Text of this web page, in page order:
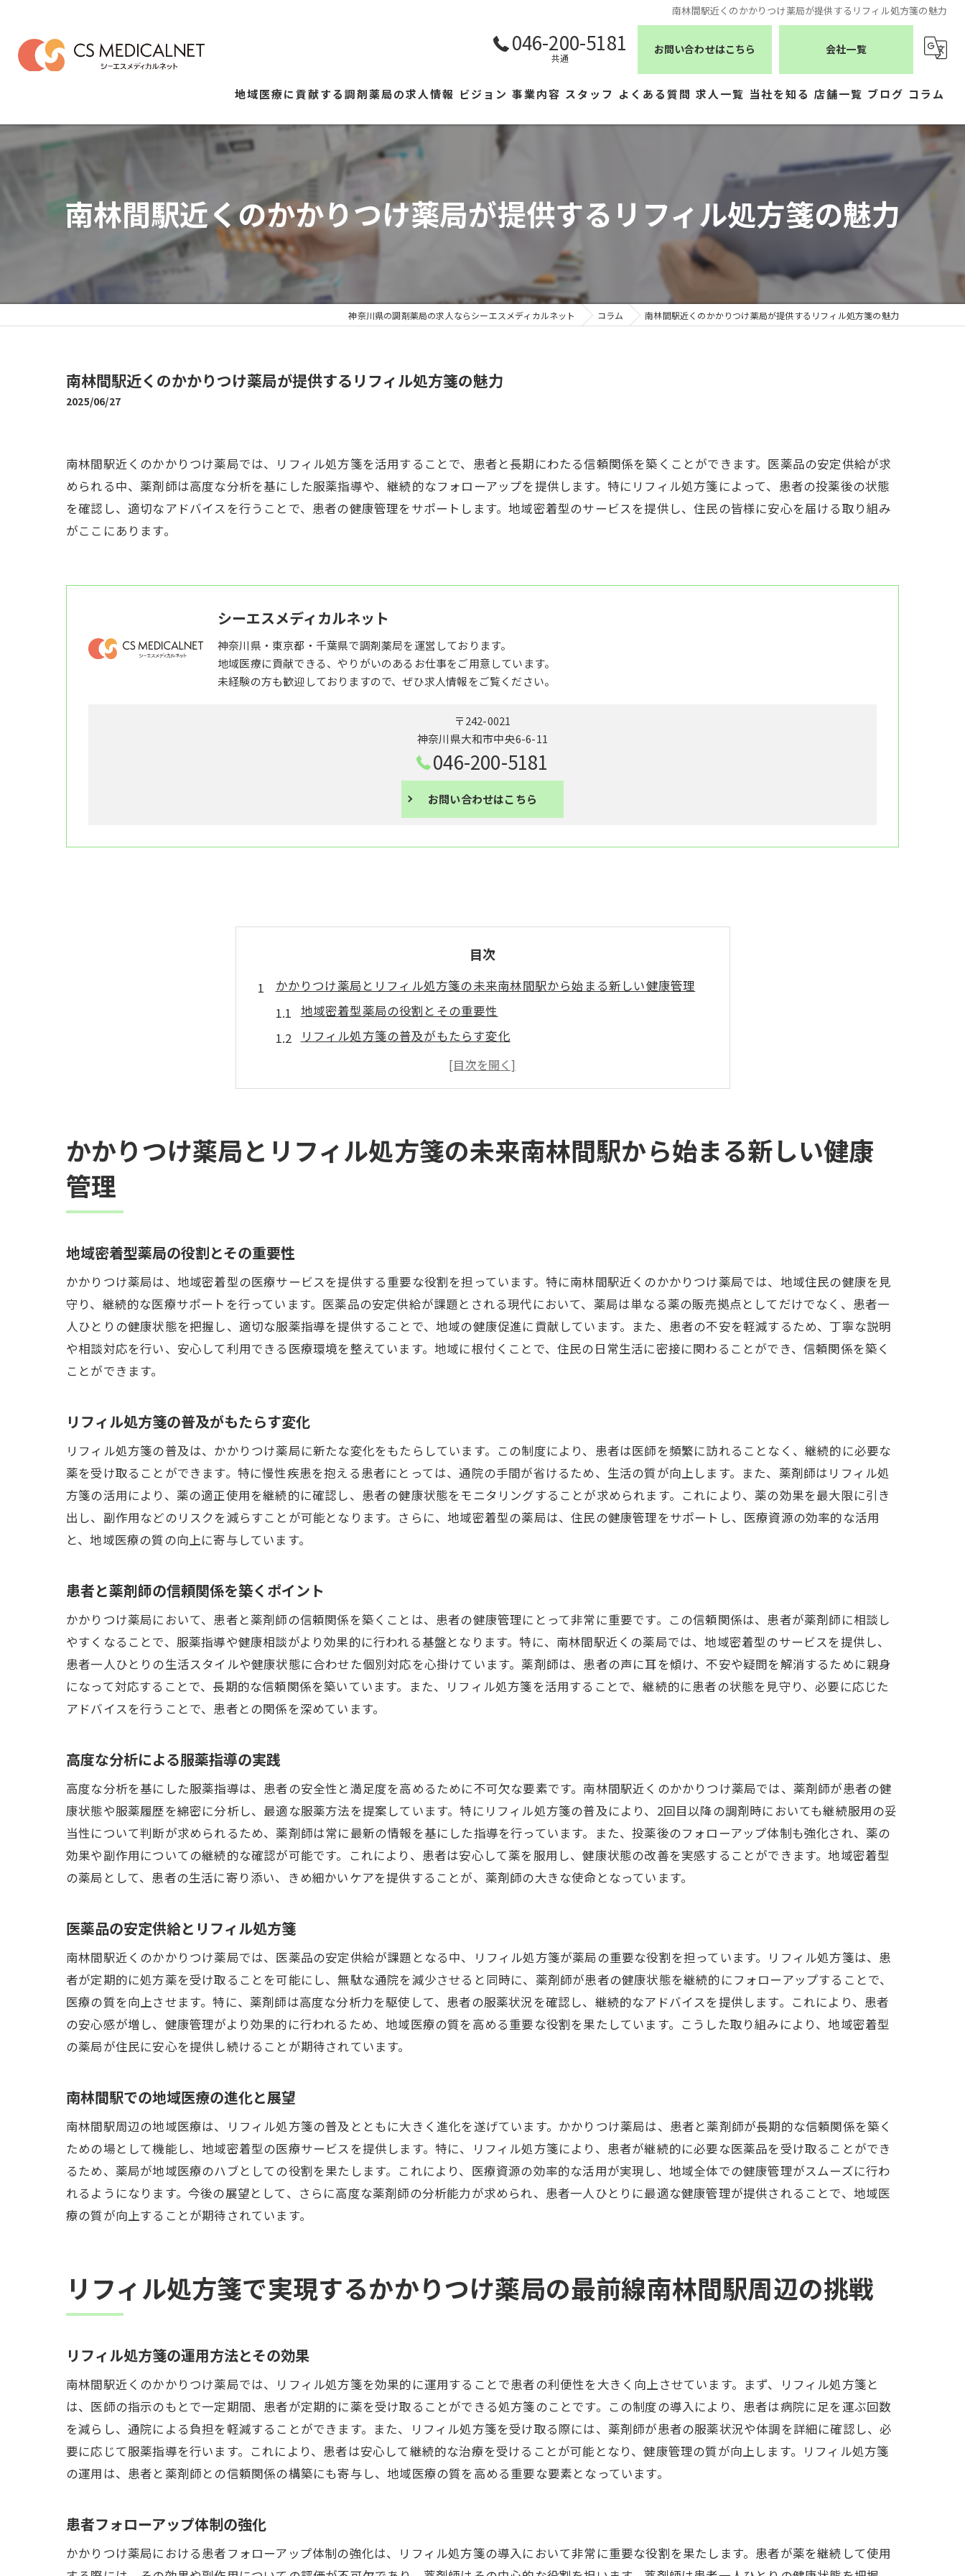
南林間駅近くのかかりつけ薬局が提供するリフィル処方箋の魅力
046-200-5181
共通
お問い合わせはこちら 会社一覧
地域医療に貢献する調剤薬局の求人情報 ビジョン 事業内容 スタッフ よくある質問 求人一覧 当社を知る
医療事務
正社員
パート
店舗一覧
シーエスメディカルネット
株式会社ジェムス
株式会社かもめ薬局
有限会社トレーフル
ブログ コラム
南林間駅近くのかかりつけ薬局が提供するリフィル処方箋の魅力
神奈川県の調剤薬局の求人ならシーエスメディカルネット コラム 南林間駅近くのかかりつけ薬局が提供するリフィル処方箋の魅力
南林間駅近くのかかりつけ薬局が提供するリフィル処方箋の魅力
2025/06/27
南林間駅近くのかかりつけ薬局では、リフィル処方箋を活用することで、患者と長期にわたる信頼関係を築くことができます。医薬品の安定供給が求
められる中、薬剤師は高度な分析を基にした服薬指導や、継続的なフォローアップを提供します。特にリフィル処方箋によって、患者の投薬後の状態
を確認し、適切なアドバイスを行うことで、患者の健康管理をサポートします。地域密着型のサービスを提供し、住民の皆様に安心を届ける取り組み
がここにあります。
シーエスメディカルネット
神奈川県・東京都・千葉県で調剤薬局を運営しております。
地域医療に貢献できる、やりがいのあるお仕事をご用意しています。
未経験の方も歓迎しておりますので、ぜひ求人情報をご覧ください。
〒242-0021
神奈川県大和市中央6-6-11
046-200-5181
お問い合わせはこちら
目次
かかりつけ薬局とリフィル処方箋の未来南林間駅から始まる新しい健康管理
地域密着型薬局の役割とその重要性
リフィル処方箋の普及がもたらす変化
患者と薬剤師の信頼関係を築くポイント
高度な分析による服薬指導の実践
南林間駅での地域医療の進化と展望
リフィル処方箋で実現するかかりつけ薬局の最前線南林間駅周辺の挑戦
薬剤師の役割拡大と地域貢献
リフィル処方箋による患者の健康管理の向上
医薬品の安定供給を支えるかかりつけ薬局リフィル処方箋で進化する地域医療
患者の継続的な健康フォローアップの重要性
薬剤師による個別対応の実践例
地域住民の健康意識向上を目指して
南林間駅近くのかかりつけ薬局が提供するリフィル処方箋の活用法とその魅力
リフィル処方箋の具体的な活用方法
地域密着型サービスの実際と効果
医薬品の効率的な管理と供給
患者の長期的な健康管理を支える仕組み
薬剤師と患者のコミュニケーションの強化
かかりつけ薬局がもたらす安心感リフィル処方箋による継続的な健康サポート
安心感を提供する薬局の役割
患者の健康生活を支える薬局の取り組み
リフィル処方箋と健康相談の連携
医療機関との連携強化による地域貢献
地域密着型薬局の役割リフィル処方箋で広がる健康管理の新たなカタチ
薬局と地域社会の連携モデル
医薬品供給の効率化とその効果
健康啓発活動の実践とその成果
南林間のかかりつけ薬局とリフィル処方箋で築く信頼関係
地域住民と薬局のコミュニティ形成
リフィル処方箋の導入によるイノベーション
患者の声を活かした薬局運営
健康管理の未来を見据えた取り組み
リフィル処方箋の導入で変わるかかりつけ薬局南林間駅エリアの実例
患者からのフィードバックを活かす方法
かかりつけ薬局とリフィル処方箋の未来南林間駅から始まる新しい健康
管理
地域密着型薬局の役割とその重要性
かかりつけ薬局は、地域密着型の医療サービスを提供する重要な役割を担っています。特に南林間駅近くのかかりつけ薬局では、地域住民の健康を見
守り、継続的な医療サポートを行っています。医薬品の安定供給が課題とされる現代において、薬局は単なる薬の販売拠点としてだけでなく、患者一
人ひとりの健康状態を把握し、適切な服薬指導を提供することで、地域の健康促進に貢献しています。また、患者の不安を軽減するため、丁寧な説明
や相談対応を行い、安心して利用できる医療環境を整えています。地域に根付くことで、住民の日常生活に密接に関わることができ、信頼関係を築く
ことができます。
リフィル処方箋の普及がもたらす変化
リフィル処方箋の普及は、かかりつけ薬局に新たな変化をもたらしています。この制度により、患者は医師を頻繁に訪れることなく、継続的に必要な
薬を受け取ることができます。特に慢性疾患を抱える患者にとっては、通院の手間が省けるため、生活の質が向上します。また、薬剤師はリフィル処
方箋の活用により、薬の適正使用を継続的に確認し、患者の健康状態をモニタリングすることが求められます。これにより、薬の効果を最大限に引き
出し、副作用などのリスクを減らすことが可能となります。さらに、地域密着型の薬局は、住民の健康管理をサポートし、医療資源の効率的な活用
と、地域医療の質の向上に寄与しています。
患者と薬剤師の信頼関係を築くポイント
かかりつけ薬局において、患者と薬剤師の信頼関係を築くことは、患者の健康管理にとって非常に重要です。この信頼関係は、患者が薬剤師に相談し
やすくなることで、服薬指導や健康相談がより効果的に行われる基盤となります。特に、南林間駅近くの薬局では、地域密着型のサービスを提供し、
患者一人ひとりの生活スタイルや健康状態に合わせた個別対応を心掛けています。薬剤師は、患者の声に耳を傾け、不安や疑問を解消するために親身
になって対応することで、長期的な信頼関係を築いています。また、リフィル処方箋を活用することで、継続的に患者の状態を見守り、必要に応じた
アドバイスを行うことで、患者との関係を深めています。
高度な分析による服薬指導の実践
高度な分析を基にした服薬指導は、患者の安全性と満足度を高めるために不可欠な要素です。南林間駅近くのかかりつけ薬局では、薬剤師が患者の健
康状態や服薬履歴を綿密に分析し、最適な服薬方法を提案しています。特にリフィル処方箋の普及により、2回目以降の調剤時においても継続服用の妥
当性について判断が求められるため、薬剤師は常に最新の情報を基にした指導を行っています。また、投薬後のフォローアップ体制も強化され、薬の
効果や副作用についての継続的な確認が可能です。これにより、患者は安心して薬を服用し、健康状態の改善を実感することができます。地域密着型
の薬局として、患者の生活に寄り添い、きめ細かいケアを提供することが、薬剤師の大きな使命となっています。
医薬品の安定供給とリフィル処方箋
南林間駅近くのかかりつけ薬局では、医薬品の安定供給が課題となる中、リフィル処方箋が薬局の重要な役割を担っています。リフィル処方箋は、患
者が定期的に処方薬を受け取ることを可能にし、無駄な通院を減少させると同時に、薬剤師が患者の健康状態を継続的にフォローアップすることで、
医療の質を向上させます。特に、薬剤師は高度な分析力を駆使して、患者の服薬状況を確認し、継続的なアドバイスを提供します。これにより、患者
の安心感が増し、健康管理がより効果的に行われるため、地域医療の質を高める重要な役割を果たしています。こうした取り組みにより、地域密着型
の薬局が住民に安心を提供し続けることが期待されています。
南林間駅での地域医療の進化と展望
南林間駅周辺の地域医療は、リフィル処方箋の普及とともに大きく進化を遂げています。かかりつけ薬局は、患者と薬剤師が長期的な信頼関係を築く
ための場として機能し、地域密着型の医療サービスを提供します。特に、リフィル処方箋により、患者が継続的に必要な医薬品を受け取ることができ
るため、薬局が地域医療のハブとしての役割を果たします。これにより、医療資源の効率的な活用が実現し、地域全体での健康管理がスムーズに行わ
れるようになります。今後の展望として、さらに高度な薬剤師の分析能力が求められ、患者一人ひとりに最適な健康管理が提供されることで、地域医
療の質が向上することが期待されています。
リフィル処方箋で実現するかかりつけ薬局の最前線南林間駅周辺の挑戦
リフィル処方箋の運用方法とその効果
南林間駅近くのかかりつけ薬局では、リフィル処方箋を効果的に運用することで患者の利便性を大きく向上させています。まず、リフィル処方箋と
は、医師の指示のもとで一定期間、患者が定期的に薬を受け取ることができる処方箋のことです。この制度の導入により、患者は病院に足を運ぶ回数
を減らし、通院による負担を軽減することができます。また、リフィル処方箋を受け取る際には、薬剤師が患者の服薬状況や体調を詳細に確認し、必
要に応じて服薬指導を行います。これにより、患者は安心して継続的な治療を受けることが可能となり、健康管理の質が向上します。リフィル処方箋
の運用は、患者と薬剤師との信頼関係の構築にも寄与し、地域医療の質を高める重要な要素となっています。
患者フォローアップ体制の強化
かかりつけ薬局における患者フォローアップ体制の強化は、リフィル処方箋の導入において非常に重要な役割を果たします。患者が薬を継続して使用